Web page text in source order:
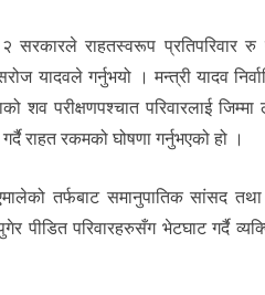
सरकारले राहतस्वरूप प्रतिपरिवार
यादवले गर्नुभयो । मन्त्री यादव
शव परीक्षणपश्चात परिवारलाई
राहत रकमको घोषणा गर्नुभएको हो ।
तर्फबाट समानुपातिक सांसद तथा
परिवारहरुसँग भेटघाट गर्दै